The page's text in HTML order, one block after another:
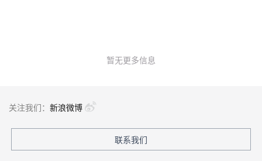
暂无更多信息
关注我们： 新浪微博
联系我们